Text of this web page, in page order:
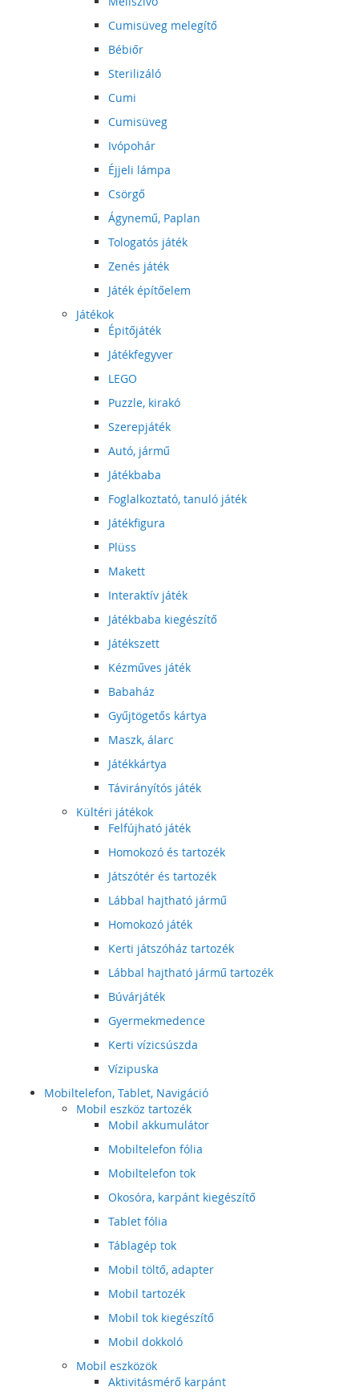
Cumisüveg melegítő
Bébiőr
Sterilizáló
Cumi
Cumisüveg
Ivópohár
Éjjeli lámpa
Csörgő
Ágynemű, Paplan
Tologatós játék
Zenés játék
Játék építőelem
Játékok
Épitőjáték
Játékfegyver
LEGO
Puzzle, kirakó
Szerepjáték
Autó, jármű
Játékbaba
Foglalkoztató, tanuló játék
Játékfigura
Plüss
Makett
Interaktív játék
Játékbaba kiegészítő
Játékszett
Kézműves játék
Babaház
Gyűjtögetős kártya
Maszk, álarc
Játékkártya
Távirányítós játék
Kültéri játékok
Felfújható játék
Homokozó és tartozék
Játszótér és tartozék
Lábbal hajtható jármű
Homokozó játék
Kerti játszóház tartozék
Lábbal hajtható jármű tartozék
Búvárjáték
Gyermekmedence
Kerti vízicsúszda
Vízipuska
Mobiltelefon, Tablet, Navigáció
Mobil eszköz tartozék
Mobil akkumulátor
Mobiltelefon fólia
Mobiltelefon tok
Okosóra, karpánt kiegészítő
Tablet fólia
Táblagép tok
Mobil töltő, adapter
Mobil tartozék
Mobil tok kiegészítő
Mobil dokkoló
Mobil eszközök
Aktivitásmérő karpánt